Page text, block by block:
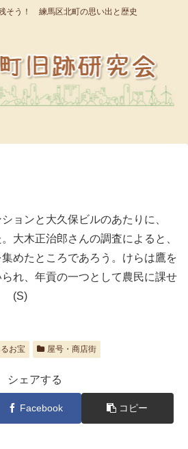
そう！ 練馬区北町の思い出と歴史
ョンと大久保ビルのあたりに、
大木正治郎さんの調査によると、
集めたところであろう。けらは鷹を
れ、年貢の一つとして農民に課せ
(S)
お宝 屋号・商店街
シェアする
Facebook コピー